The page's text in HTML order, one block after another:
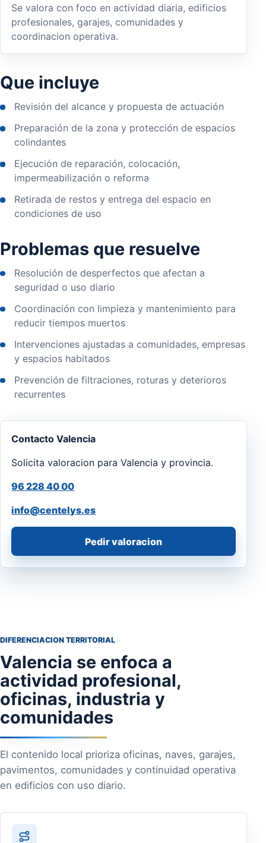
Se valora con foco en actividad diaria, edificios
profesionales, garajes, comunidades y
coordinacion operativa.
Que incluye
Revisión del alcance y propuesta de actuación
Preparación de la zona y protección de espacios
colindantes
Ejecución de reparación, colocación,
impermeabilización o reforma
Retirada de restos y entrega del espacio en
condiciones de uso
Problemas que resuelve
Resolución de desperfectos que afectan a
seguridad o uso diario
Coordinación con limpieza y mantenimiento para
reducir tiempos muertos
Intervenciones ajustadas a comunidades, empresas
y espacios habitados
Prevención de filtraciones, roturas y deterioros
recurrentes
Contacto Valencia
Solicita valoracion para Valencia y provincia.
96 228 40 00
info@centelys.es
Pedir valoracion
DIFERENCIACION TERRITORIAL
Valencia se enfoca a
actividad profesional,
oficinas, industria y
comunidades
El contenido local prioriza oficinas, naves, garajes,
pavimentos, comunidades y continuidad operativa
en edificios con uso diario.